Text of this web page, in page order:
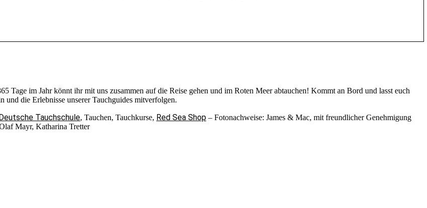
Tage im Jahr könnt ihr mit uns zusammen auf die Reise gehen und im Roten Meer abtauchen! Kommt an Bord und lasst euch
die Erlebnisse unserer Tauchguides mitverfolgen.
Deutsche Tauchschule, Tauchen, Tauchkurse, Red Sea Shop – Fotonachweise: James & Mac, mit freundlicher Genehmigung
Mayr, Katharina Tretter